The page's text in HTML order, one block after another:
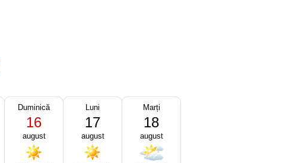
Duminică
16
august
Luni
17
august
Marți
18
august